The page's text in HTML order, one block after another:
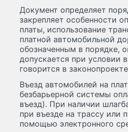
Документ определяет
закрепляет особенности
платы, использование
платной автомобильной
обозначенным в порядке,
допускается при условии
говорится в
Въезд автомобилей на
безбарьерной системы
въезд). При наличии
при въезде на трассу или
помощью электронного